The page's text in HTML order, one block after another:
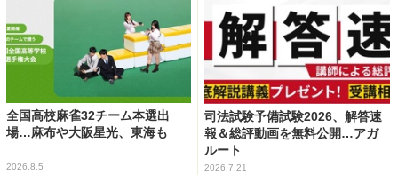
全国高校麻雀32チーム本選出
場…麻布や大阪星光、東海も
2026.8.5
司法試験予備試験2026、解答速
報＆総評動画を無料公開…アガ
ルート
2026.7.21